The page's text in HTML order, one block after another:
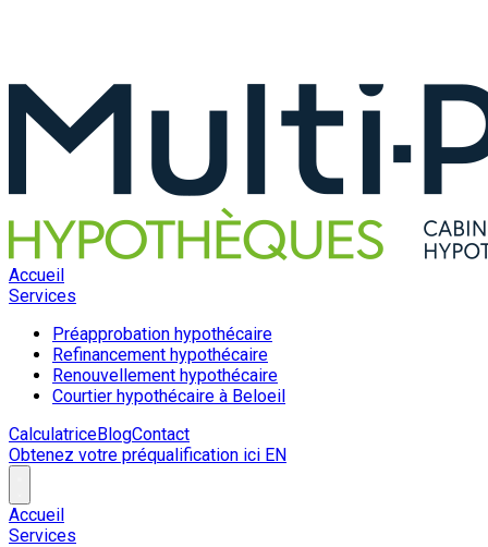
Accueil
Services
Préapprobation hypothécaire
Refinancement hypothécaire
Renouvellement hypothécaire
Courtier hypothécaire à Beloeil
CalculatriceBlogContact
Obtenez votre préqualification ici EN
Accueil
Services